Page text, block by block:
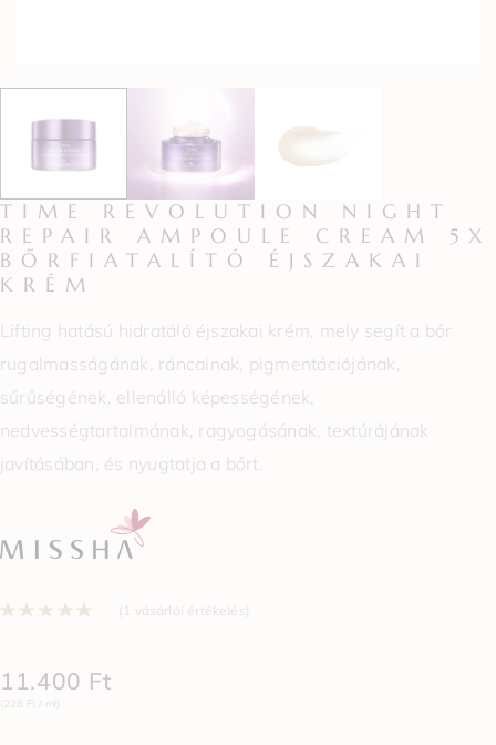
TIME REVOLUTION NIGHT
REPAIR AMPOULE CREAM 5X
BŐRFIATALÍTÓ ÉJSZAKAI
KRÉM
Lifting hatású hidratáló éjszakai krém, mely segít a bőr
rugalmasságának, ráncainak, pigmentációjának,
sűrűségének, ellenálló képességének,
nedvességtartalmának, ragyogásának, textúrájának
javításában, és nyugtatja a bőrt.
Értékelés5.00az 5-ből,
( 1 vásárlói értékelés)
11.400 Ft
(228 Ft / ml)